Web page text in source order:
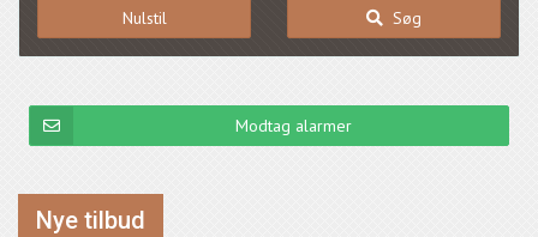
Nulstil Søg
Modtag alarmer
Nye tilbud